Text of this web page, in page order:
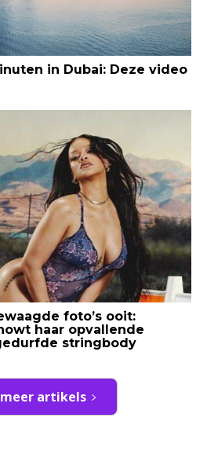
in Dubai: Deze video
foto’s ooit:
haar opvallende
stringbody
artikels